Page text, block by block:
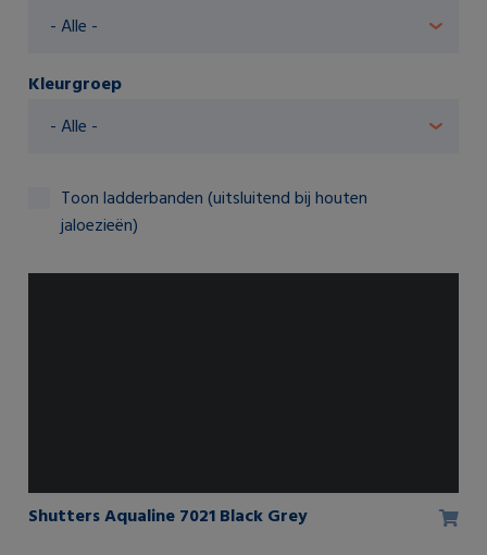
Kleurgroep
Toon ladderbanden (uitsluitend bij houten
jaloezieën)
Shutters Aqualine 7021 Black Grey